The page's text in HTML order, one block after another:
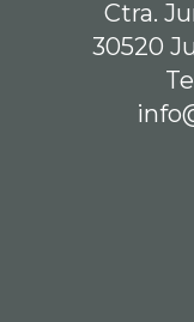
Ctra.
30520